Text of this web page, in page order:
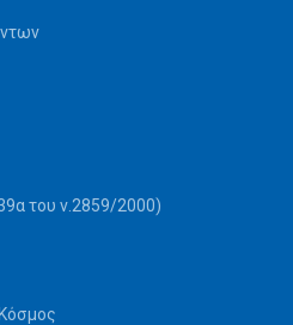
του ν.2859/2000)